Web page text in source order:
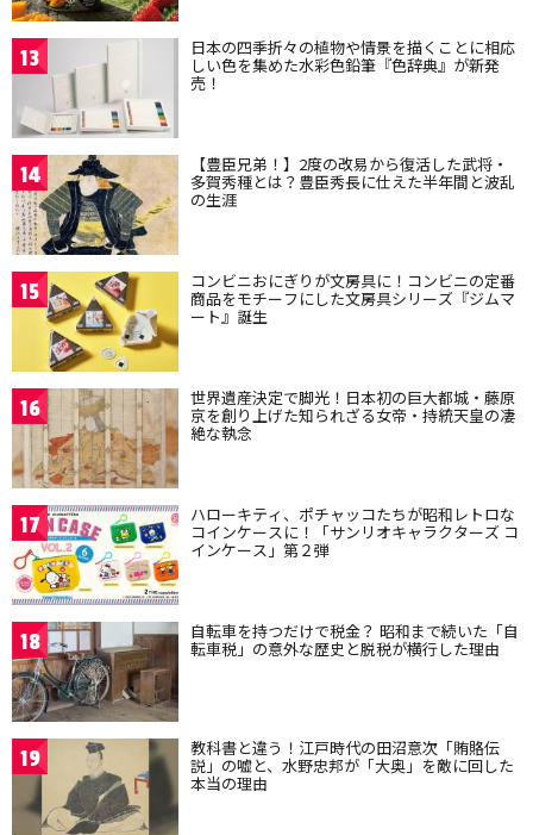
13 日本の四季折々の植物や情景を描くことに相応
しい色を集めた水彩色鉛筆『色辞典』が新発
売！
14 【豊臣兄弟！】2度の改易から復活した武将・
多賀秀種とは？豊臣秀長に仕えた半年間と波乱
の生涯
15 コンビニおにぎりが文房具に！コンビニの定番
商品をモチーフにした文房具シリーズ『ジムマ
ート』誕生
16 世界遺産決定で脚光！日本初の巨大都城・藤原
京を創り上げた知られざる女帝・持統天皇の凄
絶な執念
17 ハローキティ、ポチャッコたちが昭和レトロな
コインケースに！「サンリオキャラクターズ コ
インケース」第２弾
18 自転車を持つだけで税金？ 昭和まで続いた「自
転車税」の意外な歴史と脱税が横行した理由
19 教科書と違う！江戸時代の田沼意次「賄賂伝
説」の嘘と、水野忠邦が「大奥」を敵に回した
本当の理由